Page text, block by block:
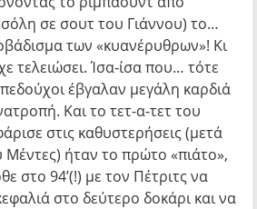
σε σουτ του Γιάννου) το…
των «κυανέρυθρων»! Κι
τελειώσει. Ίσα-ίσα που… τότε
έβγαλαν μεγάλη καρδιά
Και το τετ-α-τετ του
στις καθυστερήσεις (μετά
ήταν το πρώτο «πιάτο»,
στο 94’(!) με τον Πέτριτς να
στο δεύτερο δοκάρι και να